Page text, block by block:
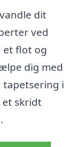
dit
ved
et flot og
dig med
tapetsering i
et skridt